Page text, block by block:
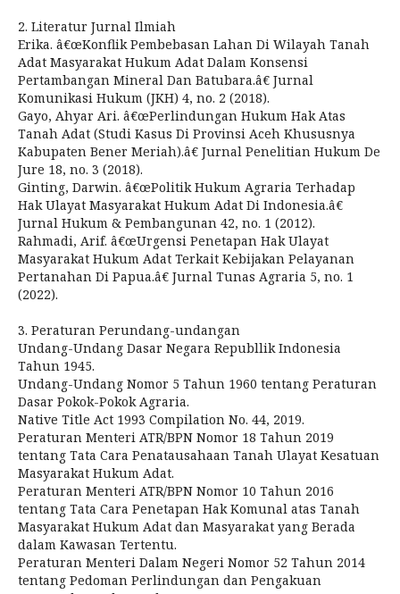
2. Literatur Jurnal Ilmiah
Erika. â€œKonflik Pembebasan Lahan Di Wilayah Tanah
Adat Masyarakat Hukum Adat Dalam Konsensi
Pertambangan Mineral Dan Batubara.â€ Jurnal
Komunikasi Hukum (JKH) 4, no. 2 (2018).
Gayo, Ahyar Ari. â€œPerlindungan Hukum Hak Atas
Tanah Adat (Studi Kasus Di Provinsi Aceh Khususnya
Kabupaten Bener Meriah).â€ Jurnal Penelitian Hukum De
Jure 18, no. 3 (2018).
Ginting, Darwin. â€œPolitik Hukum Agraria Terhadap
Hak Ulayat Masyarakat Hukum Adat Di Indonesia.â€
Jurnal Hukum & Pembangunan 42, no. 1 (2012).
Rahmadi, Arif. â€œUrgensi Penetapan Hak Ulayat
Masyarakat Hukum Adat Terkait Kebijakan Pelayanan
Pertanahan Di Papua.â€ Jurnal Tunas Agraria 5, no. 1
(2022).
3. Peraturan Perundang-undangan
Undang-Undang Dasar Negara Republlik Indonesia
Tahun 1945.
Undang-Undang Nomor 5 Tahun 1960 tentang Peraturan
Dasar Pokok-Pokok Agraria.
Native Title Act 1993 Compilation No. 44, 2019.
Peraturan Menteri ATR/BPN Nomor 18 Tahun 2019
tentang Tata Cara Penatausahaan Tanah Ulayat Kesatuan
Masyarakat Hukum Adat.
Peraturan Menteri ATR/BPN Nomor 10 Tahun 2016
tentang Tata Cara Penetapan Hak Komunal atas Tanah
Masyarakat Hukum Adat dan Masyarakat yang Berada
dalam Kawasan Tertentu.
Peraturan Menteri Dalam Negeri Nomor 52 Tahun 2014
tentang Pedoman Perlindungan dan Pengakuan